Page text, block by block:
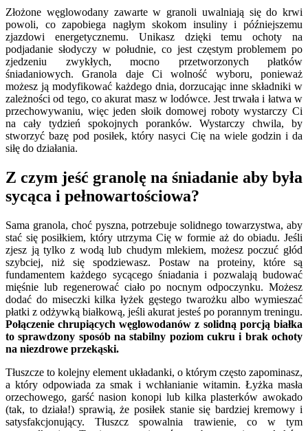
Złożone węglowodany zawarte w granoli uwalniają się do krwi
powoli, co zapobiega nagłym skokom insuliny i późniejszemu
zjazdowi energetycznemu. Unikasz dzięki temu ochoty na
podjadanie słodyczy w południe, co jest częstym problemem po
zjedzeniu zwykłych, mocno przetworzonych płatków
śniadaniowych. Granola daje Ci wolność wyboru, ponieważ
możesz ją modyfikować każdego dnia, dorzucając inne składniki w
zależności od tego, co akurat masz w lodówce. Jest trwała i łatwa w
przechowywaniu, więc jeden słoik domowej roboty wystarczy Ci
na cały tydzień spokojnych poranków. Wystarczy chwila, by
stworzyć bazę pod posiłek, który nasyci Cię na wiele godzin i da
siłę do działania.
Z czym jeść granolę na śniadanie aby była
sycąca i pełnowartościowa?
Sama granola, choć pyszna, potrzebuje solidnego towarzystwa, aby
stać się posiłkiem, który utrzyma Cię w formie aż do obiadu. Jeśli
zjesz ją tylko z wodą lub chudym mlekiem, możesz poczuć głód
szybciej, niż się spodziewasz. Postaw na proteiny, które są
fundamentem każdego sycącego śniadania i pozwalają budować
mięśnie lub regenerować ciało po nocnym odpoczynku. Możesz
dodać do miseczki kilka łyżek gęstego twarożku albo wymieszać
płatki z odżywką białkową, jeśli akurat jesteś po porannym treningu.
Połączenie chrupiących węglowodanów z solidną porcją białka
to sprawdzony sposób na stabilny poziom cukru i brak ochoty
na niezdrowe przekąski.
Tłuszcze to kolejny element układanki, o którym często zapominasz,
a który odpowiada za smak i wchłanianie witamin. Łyżka masła
orzechowego, garść nasion konopi lub kilka plasterków awokado
(tak, to działa!) sprawią, że posiłek stanie się bardziej kremowy i
satysfakcjonujący. Tłuszcz spowalnia trawienie, co w tym